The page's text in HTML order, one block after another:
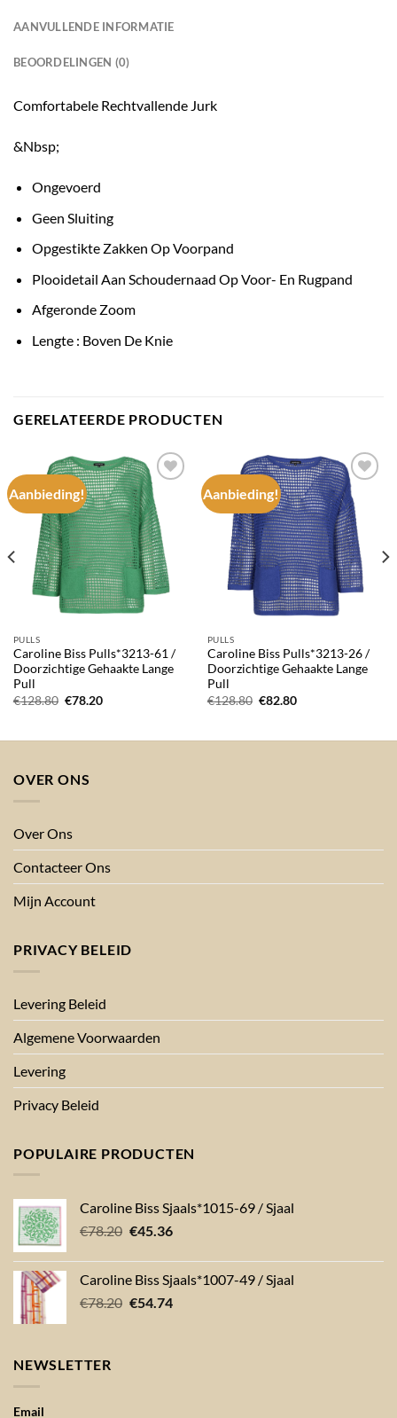
AANVULLENDE INFORMATIE
BEOORDELINGEN (0)
Comfortabele Rechtvallende Jurk
&Nbsp;
Ongevoerd
Geen Sluiting
Opgestikte Zakken Op Voorpand
Plooidetail Aan Schoudernaad Op Voor- En Rugpand
Afgeronde Zoom
Lengte : Boven De Knie
GERELATEERDE PRODUCTEN
Aanbieding!
Add to
wishlist
PULLS
Caroline Biss Pulls*3213-61 /
Doorzichtige Gehaakte Lange
Pull
€128.80 Oorspronkelijke
€78.20Huidige
Aanbieding!
Add to
wishlist
PULLS
Caroline Biss Pulls*3213-26 /
Doorzichtige Gehaakte Lange
Pull
€128.80 Oorspronkelijke
€82.80Huidige
OVER ONS
Over Ons
Contacteer Ons
Mijn Account
PRIVACY BELEID
Levering Beleid
Algemene Voorwaarden
Levering
Privacy Beleid
POPULAIRE PRODUCTEN
Caroline Biss Sjaals*1015-69 / Sjaal
€78.20 Oorspronkelijke
was:
€78.20.
€45.36Huidige
is:
€45.36.
Caroline Biss Sjaals*1007-49 / Sjaal
€78.20 Oorspronkelijke
€54.74Huidige
NEWSLETTER
Email